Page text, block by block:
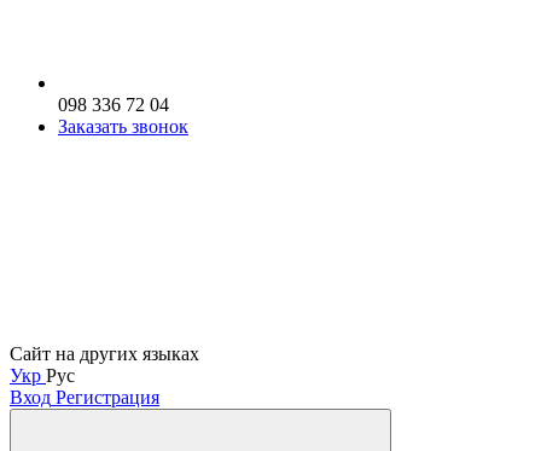
098 336 72 04
Заказать звонок
Сайт на других языках
Укр Рус
Вход Регистрация